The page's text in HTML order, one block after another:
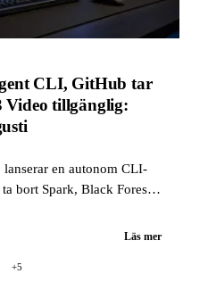
CLI, GitHub tar
tillgänglig:
en autonom CLI-
bort Spark, Black Forest
lanserar Shieldstral, sin
Läs mer
+5